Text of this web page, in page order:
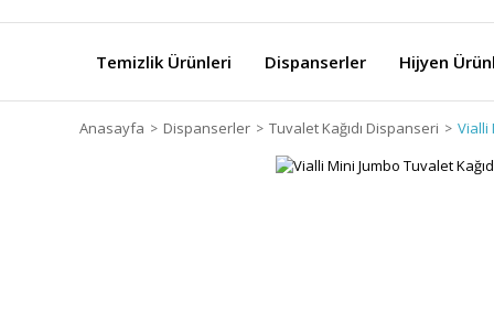
Temizlik Ürünleri Dispanserler Hijyen
Anasayfa Dispanserler Tuvalet Kağıdı Dispanseri Vialli